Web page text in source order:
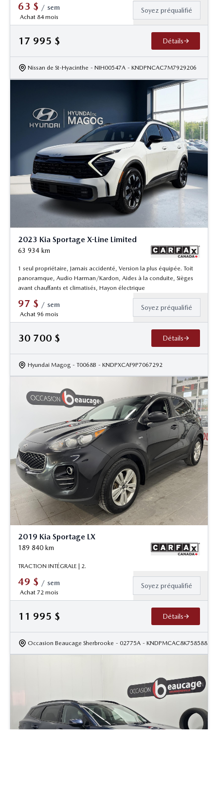
63 $ / sem
Achat 84 mois
Soyez préqualifié
17 995 $ Détails
Nissan de St-Hyacinthe - NIH00547A - KNDPNCAC7M7929206
2023 Kia Sportage X-Line Limited
63 934 km
1 seul propriétaire, Jamais accidenté, Version la plus équipée. Toit
panoramque, Audio Harman/Kardon, Aides à la conduite, Sièges
avant chauffants et climatisés, Hayon électrique
97 $ / sem
Achat 96 mois
Soyez préqualifié
30 700 $ Détails
Hyundai Magog - T0068B - KNDPXCAF9P7067292
2019 Kia Sportage LX
189 840 km
TRACTION INTÉGRALE | 2.
49 $ / sem
Achat 72 mois
Soyez préqualifié
11 995 $ Détails
Occasion Beaucage Sherbrooke - 02775A - KNDPMCAC8K7585885